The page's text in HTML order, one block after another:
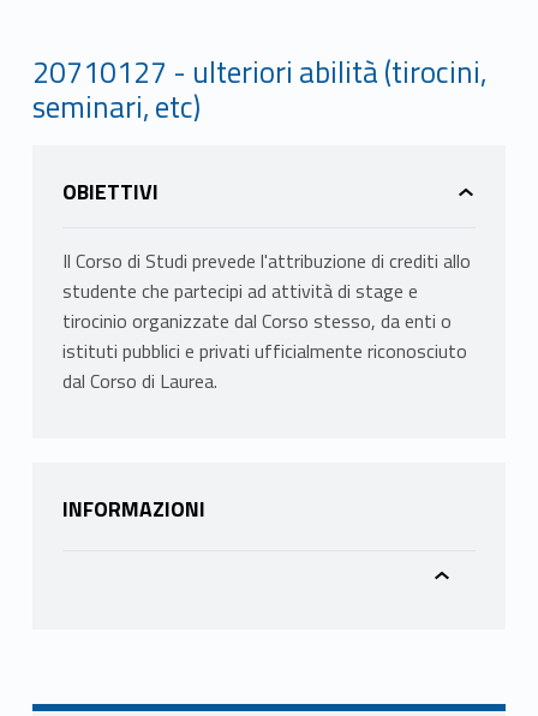
20710127 - ulteriori abilità (tirocini,
seminari, etc)
OBIETTIVI
Il Corso di Studi prevede l'attribuzione di crediti allo
studente che partecipi ad attività di stage e
tirocinio organizzate dal Corso stesso, da enti o
istituti pubblici e privati ufficialmente riconosciuto
dal Corso di Laurea.
INFORMAZIONI